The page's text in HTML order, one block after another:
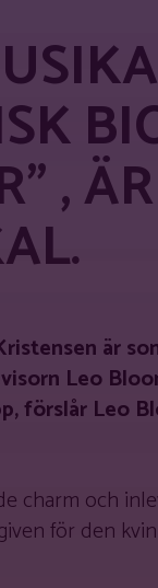
,
är
Leo
förslår Leo
charm och
för den